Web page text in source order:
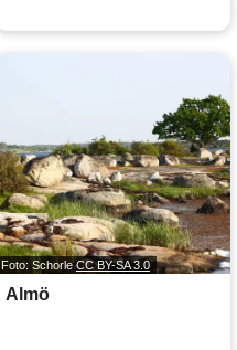
Foto: SchorleCC BY-SA 3.0
Almö